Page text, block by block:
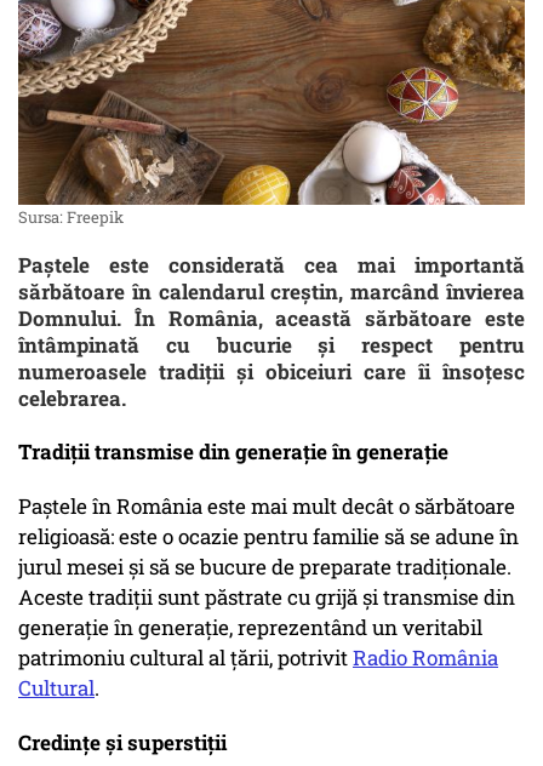
Sursa: Freepik
Paștele este considerată cea mai importantă
sărbătoare în calendarul creștin, marcând învierea
Domnului. În România, această sărbătoare este
întâmpinată cu bucurie și respect pentru
numeroasele tradiții și obiceiuri care îi însoțesc
celebrarea.
Tradiții transmise din generație în generație
Paștele în România este mai mult decât o sărbătoare
religioasă: este o ocazie pentru familie să se adune în
jurul mesei și să se bucure de preparate tradiționale.
Aceste tradiții sunt păstrate cu grijă și transmise din
generație în generație, reprezentând un veritabil
patrimoniu cultural al țării, potrivitRadio România
Cultural.
Credințe și superstiții